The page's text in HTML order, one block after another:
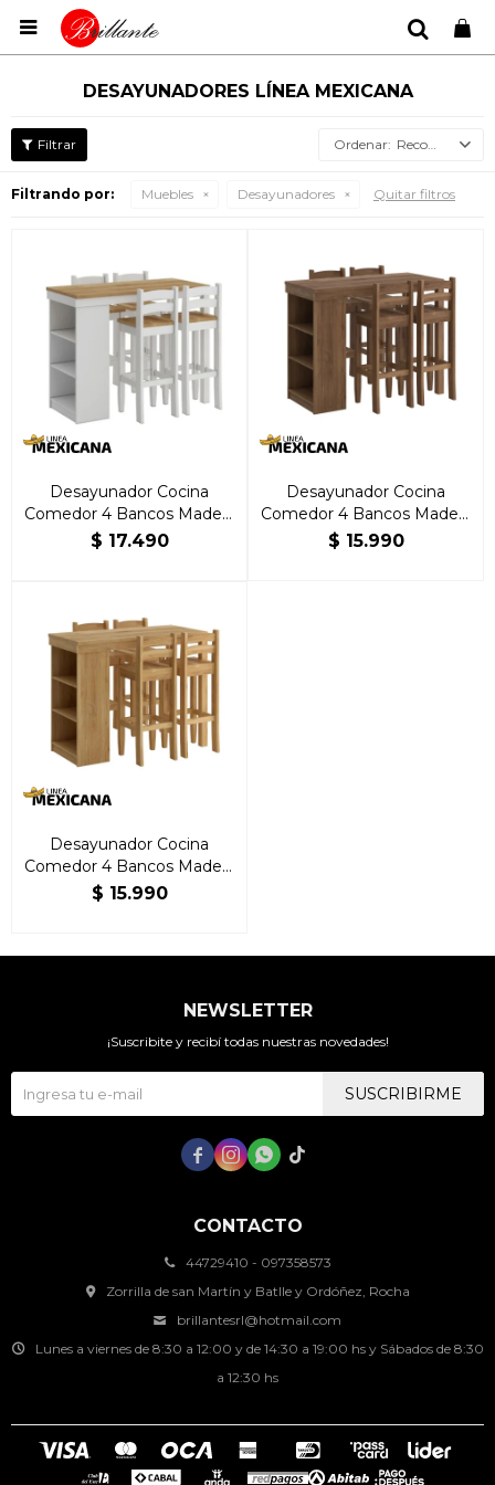

DESAYUNADORES LÍNEA MEXICANA
Recomendados
Filtrando por: Muebles Desayunadores Quitar filtros
Desayunador Cocina
Comedor 4 Bancos Madera
Blanco
$ 17.490
Desayunador Cocina
Comedor 4 Bancos Madera
Nogal
$ 15.990
Desayunador Cocina
Comedor 4 Bancos Madera
Natural
$ 15.990
CONTACTO
44729410 - 097358573
Zorrilla de san Martín y Batlle y Ordóñez, Rocha
brillantesrl@hotmail.com
Lunes a viernes de 8:30 a 12:00 y de 14:30 a 19:00 hs y Sábados de 8:30
a 12:30 hs
NEWSLETTER
¡Suscribite y recibí todas nuestras novedades!
SUSCRIBIRME
   